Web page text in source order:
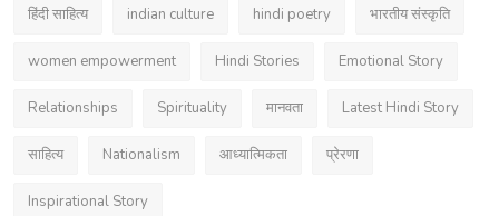
हिंदी साहित्य indian culture hindi poetry भारतीय संस्कृति
women empowerment Hindi Stories Emotional Story
Relationships Spirituality मानवता Latest Hindi Story
साहित्य Nationalism आध्यात्मिकता प्रेरणा
Inspirational Story